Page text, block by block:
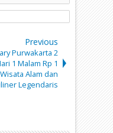
Previous
Purwakarta 2
1 Malam Rp 1
Alam dan
Legendaris